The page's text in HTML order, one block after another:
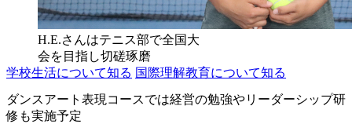
H.E.さんはテニス部で全国大
会を目指し切磋琢磨
学校生活について知る 国際理解教育について知る
ダンスアート表現コースでは経営の勉強やリーダーシップ研
修も実施予定